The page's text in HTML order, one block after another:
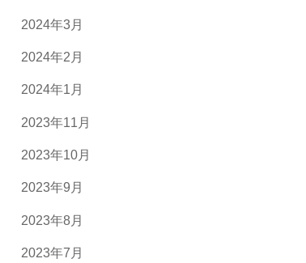
2024年3月
2024年2月
2024年1月
2023年11月
2023年10月
2023年9月
2023年8月
2023年7月